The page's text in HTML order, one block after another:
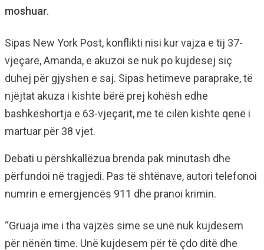
moshuar.
Sipas New York Post, konflikti nisi kur vajza e tij 37-
vjeçare, Amanda, e akuzoi se nuk po kujdesej siç
duhej për gjyshen e saj. Sipas hetimeve paraprake, të
njëjtat akuza i kishte bërë prej kohësh edhe
bashkëshortja e 63-vjeçarit, me të cilën kishte qenë i
martuar për 38 vjet.
Debati u përshkallëzua brenda pak minutash dhe
përfundoi në tragjedi. Pas të shtënave, autori telefonoi
numrin e emergjencës 911 dhe pranoi krimin.
“Gruaja ime i tha vajzës sime se unë nuk kujdesem
për nënën time. Unë kujdesem për të çdo ditë dhe